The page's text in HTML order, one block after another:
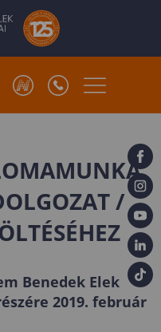
/
Benedek Elek
2019. február